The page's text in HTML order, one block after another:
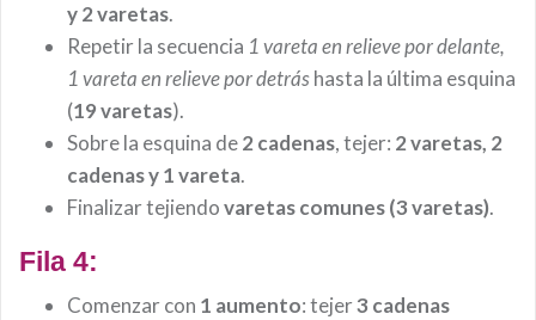
y 2 varetas.
Repetir la secuencia 1 vareta en relieve por delante,
1 vareta en relieve por detráshasta la última esquina
(19 varetas).
Sobre la esquina de2 cadenas, tejer: 2 varetas, 2
cadenas y 1 vareta.
Finalizar tejiendovaretas comunes (3 varetas).
Fila 4:
Comenzar con 1 aumento: tejer3 cadenas